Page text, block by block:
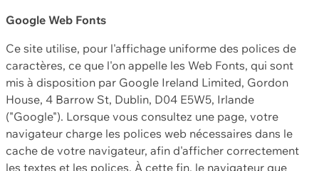
Google Web Fonts
Ce site utilise, pour l'affichage uniforme des polices de
caractères, ce que l'on appelle les Web Fonts, qui sont
mis à disposition par Google Ireland Limited, Gordon
House, 4 Barrow St, Dublin, D04 E5W5, Irlande
("Google"). Lorsque vous consultez une page, votre
navigateur charge les polices web nécessaires dans le
cache de votre navigateur, afin d'afficher correctement
les textes et les polices. À cette fin, le navigateur que